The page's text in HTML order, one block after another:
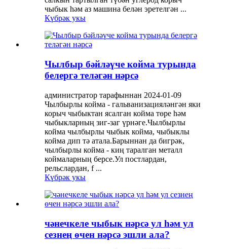
чыбык һәм аз машина белән эретелгән ...
Күбрәк укы
Чылбыр бәйләүче койма турында
белергә теләгән нәрсә
администратор тарафыннан 2024-01-09
Чылбырлы койма - гальванизацияләнгән яки
корыч чыбыктан ясалган койма төре һәм
чыбыкларның зиг-заг үрнәге.Чылбырлы
койма чылбырлы чыбык койма, чыбыклы
койма дип тә атала.Барыннан да бигрәк,
чылбырлы койма - киң таралган металл
коймаларның берсе.Ул постлардан,
рельслардан, f ...
Күбрәк укы
чәнечкеле чыбык нәрсә ул һәм ул
сезнең өчен нәрсә эшли ала?